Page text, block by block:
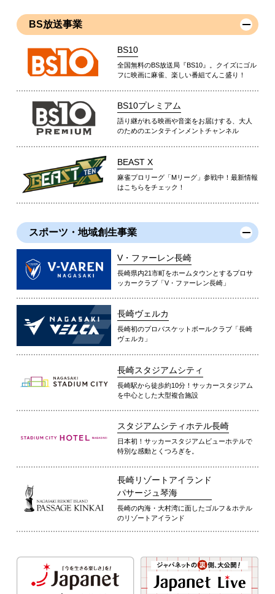
BS放送事業
BS10
全国無料のBS放送局『BS10』。クイズにゴル
フに映画に麻雀、楽しい番組てんこ盛り！
BS10プレミアム
語り継がれる映画や音楽をお届けする、大人
のためのエンタテインメントチャンネル
BEAST X
麻雀プロリーグ「Mリーグ」参戦中！最新情報
はこちらをチェック！
スポーツ・地域創生事業
V・ファーレン長崎
長崎県内21市町をホームタウンとするプロサ
ッカークラブ「V・ファーレン長崎」
長崎ヴェルカ
長崎初のプロバスケットボールクラブ「長崎
ヴェルカ」
長崎スタジアムシティ
長崎駅から徒歩約10分！サッカースタジアム
を中心とした大型複合施設
スタジアムシティホテル長崎
日本初！サッカースタジアムビューホテルで
特別な感動とくつろぎを。
長崎リゾートアイランド
パサージュ琴海
長崎の内海・大村湾に面したゴルフ＆ホテル
のリゾートアイランド